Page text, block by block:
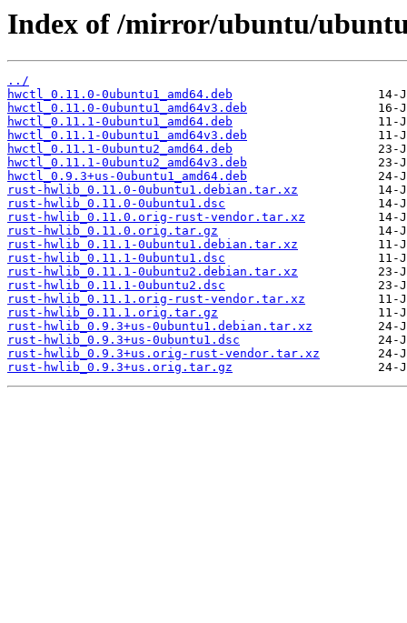
Index of /mirror/ubuntu/
../
hwctl_0.11.0-0ubuntu1_amd64.deb
hwctl_0.11.0-0ubuntu1_amd64v3.deb
hwctl_0.11.1-0ubuntu1_amd64.deb
hwctl_0.11.1-0ubuntu1_amd64v3.deb
hwctl_0.11.1-0ubuntu2_amd64.deb
hwctl_0.11.1-0ubuntu2_amd64v3.deb
hwctl_0.9.3+us-0ubuntu1_amd64.deb
rust-hwlib_0.11.0-0ubuntu1.debian.tar.xz
rust-hwlib_0.11.0-0ubuntu1.dsc
rust-hwlib_0.11.0.orig-rust-vendor.tar.xz
rust-hwlib_0.11.0.orig.tar.gz
rust-hwlib_0.11.1-0ubuntu1.debian.tar.xz
rust-hwlib_0.11.1-0ubuntu1.dsc
rust-hwlib_0.11.1-0ubuntu2.debian.tar.xz
rust-hwlib_0.11.1-0ubuntu2.dsc
rust-hwlib_0.11.1.orig-rust-vendor.tar.xz
rust-hwlib_0.11.1.orig.tar.gz
rust-hwlib_0.9.3+us-0ubuntu1.debian.tar.xz
rust-hwlib_0.9.3+us-0ubuntu1.dsc
rust-hwlib_0.9.3+us.orig-rust-vendor.tar.xz
rust-hwlib_0.9.3+us.orig.tar.gz